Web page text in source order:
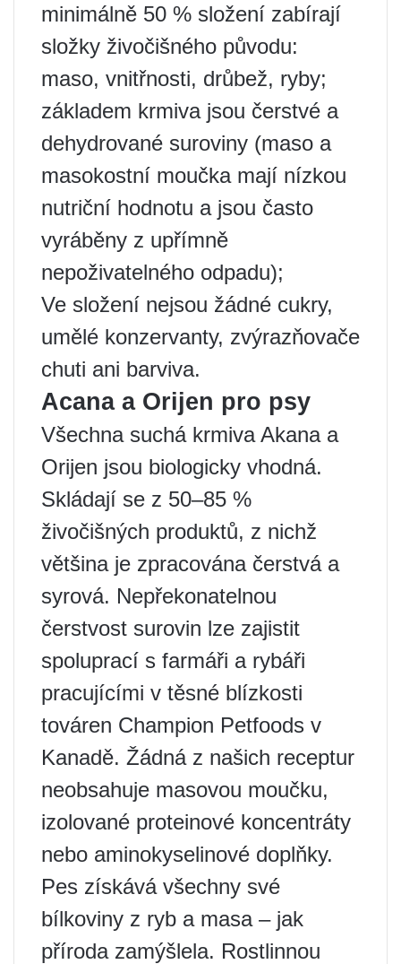
minimálně 50 % složení zabírají
složky živočišného původu:
maso, vnitřnosti, drůbež, ryby;
základem krmiva jsou čerstvé a
dehydrované suroviny (maso a
masokostní moučka mají nízkou
nutriční hodnotu a jsou často
vyráběny z upřímně
nepoživatelného odpadu);
Ve složení nejsou žádné cukry,
umělé konzervanty, zvýrazňovače
chuti ani barviva.
Acana a Orijen pro psy
Všechna suchá krmiva Akana a
Orijen jsou biologicky vhodná.
Skládají se z 50–85 %
živočišných produktů, z nichž
většina je zpracována čerstvá a
syrová. Nepřekonatelnou
čerstvost surovin lze zajistit
spoluprací s farmáři a rybáři
pracujícími v těsné blízkosti
továren Champion Petfoods v
Kanadě. Žádná z našich receptur
neobsahuje masovou moučku,
izolované proteinové koncentráty
nebo aminokyselinové doplňky.
Pes získává všechny své
bílkoviny z ryb a masa – jak
příroda zamýšlela. Rostlinnou